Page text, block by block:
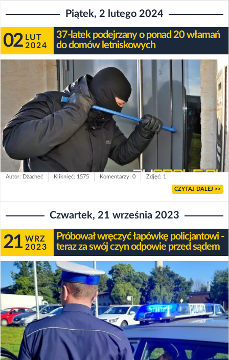
Piątek, 2 lutego 2024
02 LUT
2024
37-latek podejrzany o ponad 20 włamań
do domów letniskowych
Autor: Dżacheć Kliknięć: 1575 Komentarzy: 0 Zdjęć: 1
CZYTAJ DALEJ >>
Czwartek, 21 września 2023
21 WRZ
2023
Próbował wręczyć łapówkę policjantowi -
teraz za swój czyn odpowie przed sądem